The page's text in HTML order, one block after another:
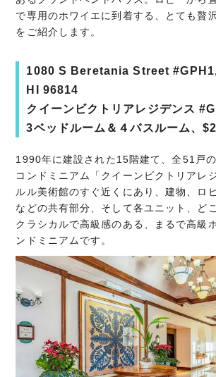
で専用のホワイエに到着する、とても贅
をご紹介します。
1080 S Beretania Street
HI 96814
クイーンビクトリアレジデンス
3ベッドルーム＆４バスルーム、
1990年に建設された15階建て、全51戸
コンドミニアム「クイーンビクトリアレ
ルル美術館のすぐ近くにあり、建物、ロ
などの共有部分、そして各ユニット、ど
クラシカルで高級感のある、まるで高級
ンドミニアムです。